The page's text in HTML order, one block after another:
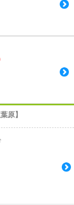
原】